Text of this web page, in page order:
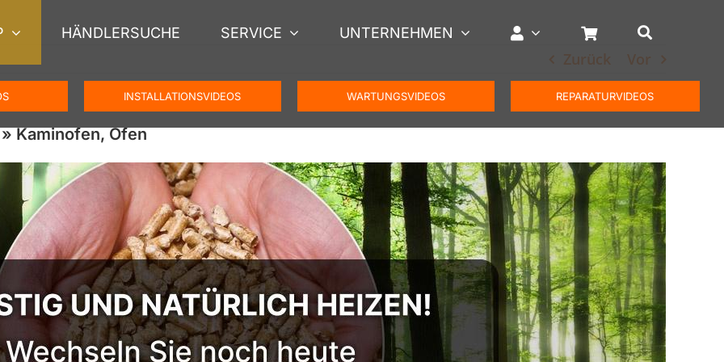
HÄNDLERSUCHE SERVICE UNTERNEHMEN
INSTALLATIONSVIDEOS WARTUNGSVIDEOS REPARATURVIDEOS
Zurück Vor
» Kaminofen, Ofen